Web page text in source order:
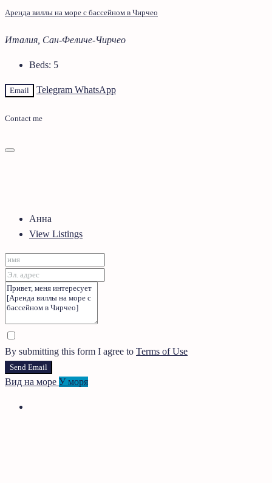
Аренда виллы на море с бассейном в Чирчео
Италия, Сан-Феличе-Чирчео
Beds: 5
Email Telegram WhatsApp
Contact me
Анна
View Listings
By submitting this form I agree to Terms of Use
Send Email
Вид на море У моря